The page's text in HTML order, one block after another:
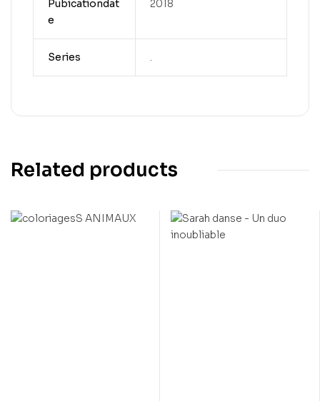
Pubicationdat
e
2018
Series .
Related products